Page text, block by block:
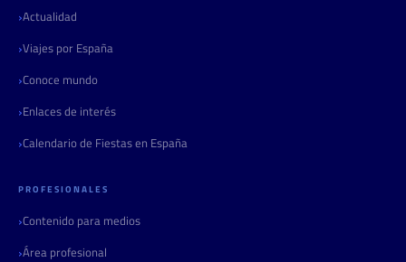
Actualidad
Viajes por España
Conoce mundo
Enlaces de interés
Calendario de Fiestas en España
PROFESIONALES
Contenido para medios
Área profesional